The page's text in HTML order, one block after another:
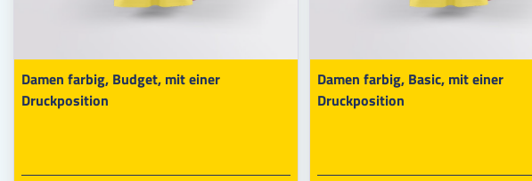
Damen farbig, Budget, mit einer
Druckposition
Damen farbig, Basic, mit einer
Druckposition